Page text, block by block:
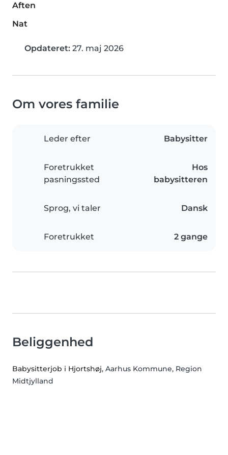
Aften
Nat
Opdateret: 27. maj 2026
Om vores familie
Leder efter Babysitter
Foretrukket
pasningssted
Hos
babysitteren
Sprog, vi taler Dansk
Foretrukket 2 gange
Beliggenhed
Babysitterjob i Hjortshøj, Aarhus Kommune, Region
Midtjylland